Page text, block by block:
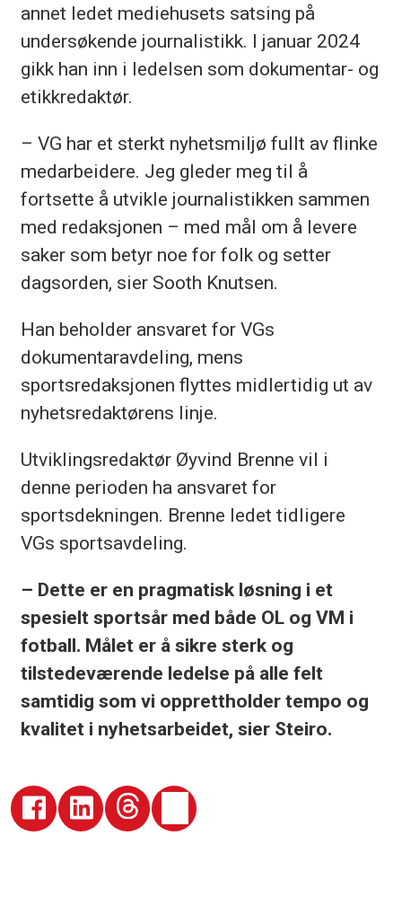
annet ledet mediehusets satsing på
undersøkende journalistikk. I januar 2024
gikk han inn i ledelsen som dokumentar- og
etikkredaktør.
– VG har et sterkt nyhetsmiljø fullt av flinke
medarbeidere. Jeg gleder meg til å
fortsette å utvikle journalistikken sammen
med redaksjonen – med mål om å levere
saker som betyr noe for folk og setter
dagsorden, sier Sooth Knutsen.
Han beholder ansvaret for VGs
dokumentaravdeling, mens
sportsredaksjonen flyttes midlertidig ut av
nyhetsredaktørens linje.
Utviklingsredaktør Øyvind Brenne vil i
denne perioden ha ansvaret for
sportsdekningen. Brenne ledet tidligere
VGs sportsavdeling.
– Dette er en pragmatisk løsning i et
spesielt sportsår med både OL og VM i
fotball. Målet er å sikre sterk og
tilstedeværende ledelse på alle felt
samtidig som vi opprettholder tempo og
kvalitet i nyhetsarbeidet, sier Steiro.